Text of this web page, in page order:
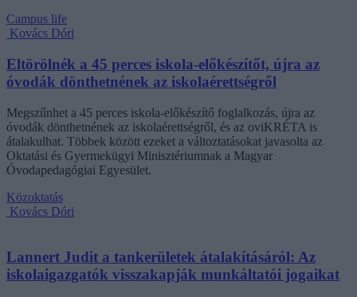
Campus life
Kovács Dóri
Eltörölnék a 45 perces iskola-előkészítőt, újra az
óvodák dönthetnének az iskolaérettségről
Megszűnhet a 45 perces iskola-előkészítő foglalkozás, újra az
óvodák dönthetnének az iskolaérettségről, és az oviKRÉTA is
átalakulhat. Többek között ezeket a változtatásokat javasolta az
Oktatási és Gyermekügyi Minisztériumnak a Magyar
Óvodapedagógiai Egyesület.
Közoktatás
Kovács Dóri
Lannert Judit a tankerületek átalakításáról: Az
iskolaigazgatók visszakapják munkáltatói jogaikat